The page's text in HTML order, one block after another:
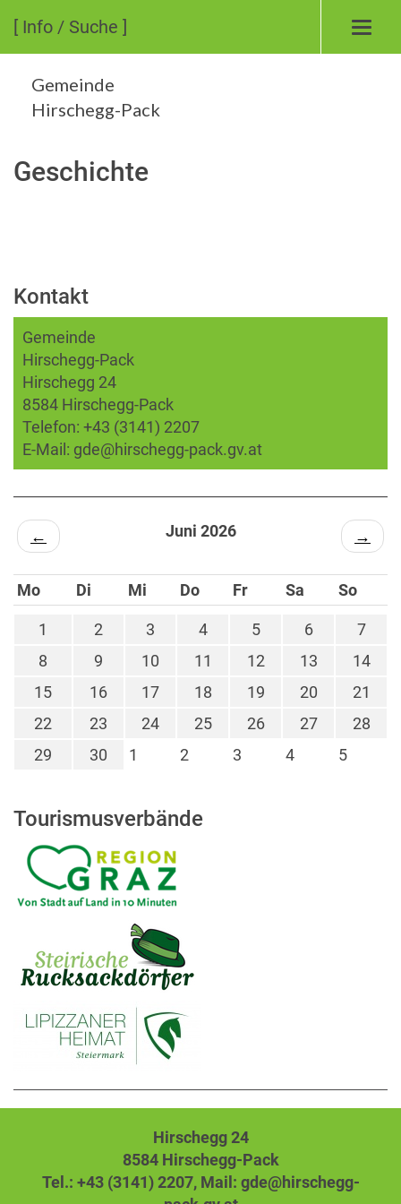
[ Info / Suche ]
Gemeinde
Hirschegg-Pack
Geschichte
Kontakt
Gemeinde
Hirschegg-Pack
Hirschegg 24
8584 Hirschegg-Pack
Telefon: +43 (3141) 2207
E-Mail: gde@hirschegg-pack.gv.at
← Juni 2026 →
Mo Di Mi Do Fr Sa So
1 2 3 4 5 6
7
8
9 10 11 12 13
14
15
16 17 18 19 20
21
22
23 24 25 26 27
28
29
30 1 2 3 4 5
Tourismusverbände
Hirschegg 24
8584 Hirschegg-Pack
Tel.: +43 (3141) 2207, Mail: gde@hirschegg-